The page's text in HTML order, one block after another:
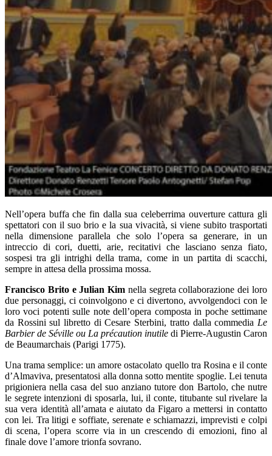
Nell’opera buffa che fin dalla sua celeberrima ouverture cattura gli
spettatori con il suo brio e la sua vivacità, si viene subito trasportati
nella dimensione parallela che solo l’opera sa generare, in un
intreccio di cori, duetti, arie, recitativi che lasciano senza fiato,
sospesi tra gli intrighi della trama, come in un partita di scacchi,
sempre in attesa della prossima mossa.
Francisco Brito e Julian Kim nella segreta collaborazione dei loro
due personaggi, ci coinvolgono e ci divertono, avvolgendoci con le
loro voci potenti sulle note dell’opera composta in poche settimane
da Rossini sul libretto di Cesare Sterbini, tratto dalla commedia Le
Barbier de Séville ou La précaution inutile di Pierre-Augustin Caron
de Beaumarchais (Parigi 1775).
Una trama semplice: un amore ostacolato quello tra Rosina e il conte
d’Almaviva, presentatosi alla donna sotto mentite spoglie. Lei tenuta
prigioniera nella casa del suo anziano tutore don Bartolo, che nutre
le segrete intenzioni di sposarla, lui, il conte, titubante sul rivelare la
sua vera identità all’amata e aiutato da Figaro a mettersi in contatto
con lei. Tra litigi e soffiate, serenate e schiamazzi, imprevisti e colpi
di scena, l’opera scorre via in un crescendo di emozioni, fino al
finale dove l’amore trionfa sovrano.